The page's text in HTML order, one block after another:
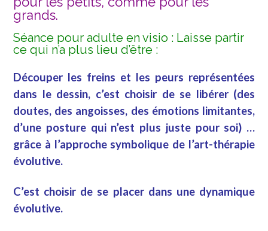
grands.
Séance pour adulte en visio : Laisse partir
ce qui n’a plus lieu d’être :
Découper les freins et les peurs représentées
dans le dessin, c’est choisir de se libérer (des
doutes, des angoisses, des émotions limitantes,
d’une posture qui n’est plus juste pour soi) …
grâce à l’approche symbolique de l’art-thérapie
évolutive.
C’est choisir de se placer dans une dynamique
évolutive.